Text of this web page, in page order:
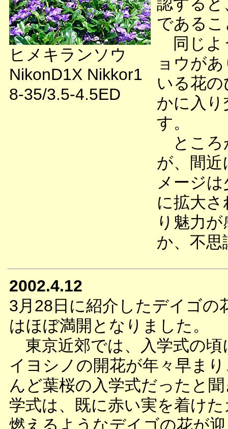
ヒメキランソウ
NikonD1X Nikkor1
8-35/3.5-4.5ED
である
同じよ
ョウが
いる花
かに入
す。
ところ
が、間
メージ
に拡大
り魅力
か、不
2002.4.12
3月28日に紹介したデイゴの
はほぼ満開となりました。
東京近郊では、入学式の頃
イヨシノの開花が年々早ま
んど葉桜の入学式だったと
学式は、既に赤い実を着け
燃えるようなデイゴの花が